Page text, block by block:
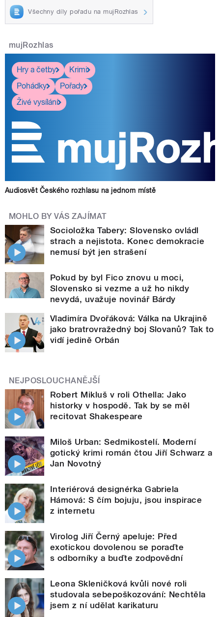
Všechny díly pořadu na mujRozhlas
mujRozhlas
Hry a četby
Krimi
Pohádky
Pořady
Živé vysílání
Audiosvět Českého rozhlasu na jednom místě
MOHLO BY VÁS ZAJÍMAT
Socioložka Tabery: Slovensko ovládl
strach a nejistota. Konec demokracie
nemusí být jen strašení
Pokud by byl Fico znovu u moci,
Slovensko si vezme a už ho nikdy
nevydá, uvažuje novinář Bárdy
Vladimíra Dvořáková: Válka na Ukrajině
jako bratrovražedný boj Slovanů? Tak to
vidí jedině Orbán
NEJPOSLOUCHANĚJŠÍ
Robert Mikluš v roli Othella: Jako
historky v hospodě. Tak by se měl
recitovat Shakespeare
Miloš Urban: Sedmikostelí. Moderní
gotický krimi román čtou Jiří Schwarz a
Jan Novotný
Interiérová designérka Gabriela
Hámová: S čím bojuju, jsou inspirace
z internetu
Virolog Jiří Černý apeluje: Před
exotickou dovolenou se poraďte
s odborníky a buďte zodpovědní
Leona Skleničková kvůli nové roli
studovala sebepoškozování: Nechtěla
jsem z ní udělat karikaturu